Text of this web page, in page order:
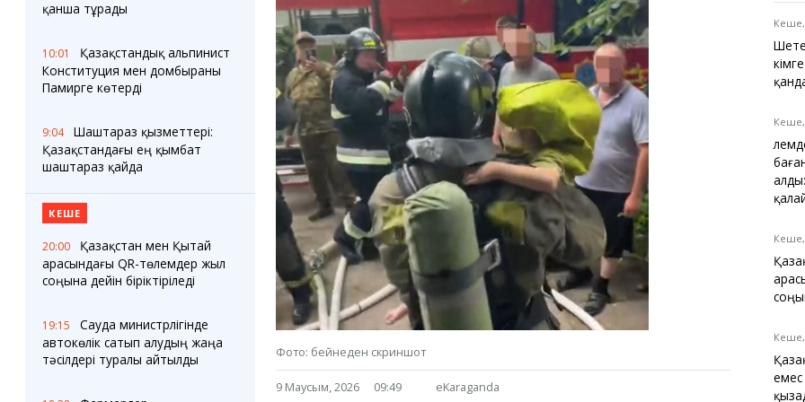
Соққылар
Аптаның коллажы
Ешкин жұлдыз
жорамалы
Тығындар
Қарағанды Картасы
Ұйымдар
Менің учаскелік
Жолдарды жабу
Теміртау
Балқаш
Жезқазған
Медиа
Фото
Бейне
3D туры
Қызметтер
Аудармашы
Анықтамалық
КӨЛІК КЕСТЕСІ
Автобус аялдамалары
Төтенше жағдайлар
қызметі
Компаниялар каталогы
Шиналарды сатып
алыңыз, оңай!
қанша тұрады
10:01
Қазақстандық альпинист
Конституция мен домбыраны
Памирге көтерді
9:04
Шаштараз қызметтері:
Қазақстандағы ең қымбат
шаштараз қайда
КЕШЕ
20:00
Қазақстан мен Қытай
арасындағы QR-төлемдер жыл
соңына дейін біріктіріледі
19:15
Сауда министрлігінде
автокөлік сатып алудың жаңа
тәсілдері туралы айтылды
Фото: бейнеден скриншот
9 Маусым, 2026 09:49 eKaraganda
Кеше,
Кеше,
Кеше,
Кеше,
емес